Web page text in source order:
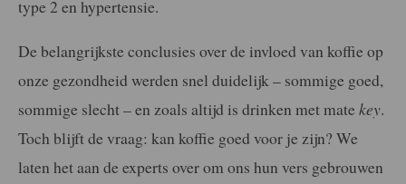
type 2 en hypertensie.
De belangrijkste conclusies over de invloed van koffie op
onze gezondheid werden snel duidelijk – sommige goed,
sommige slecht – en zoals altijd is drinken met mate key.
Toch blijft de vraag: kan koffie goed voor je zijn? We
laten het aan de experts over om ons hun vers gebrouwen